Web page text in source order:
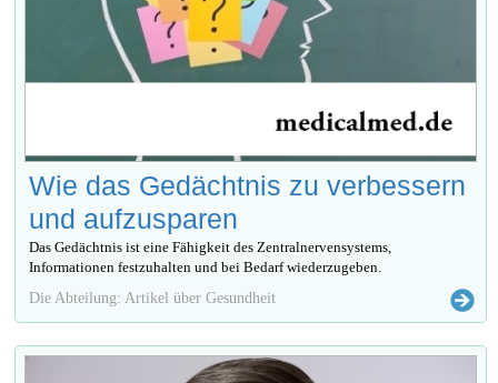
Wie das Gedächtnis zu verbessern
und aufzusparen
Das Gedächtnis ist eine Fähigkeit des Zentralnervensystems,
Informationen festzuhalten und bei Bedarf wiederzugeben.
Die Abteilung: Artikel über Gesundheit